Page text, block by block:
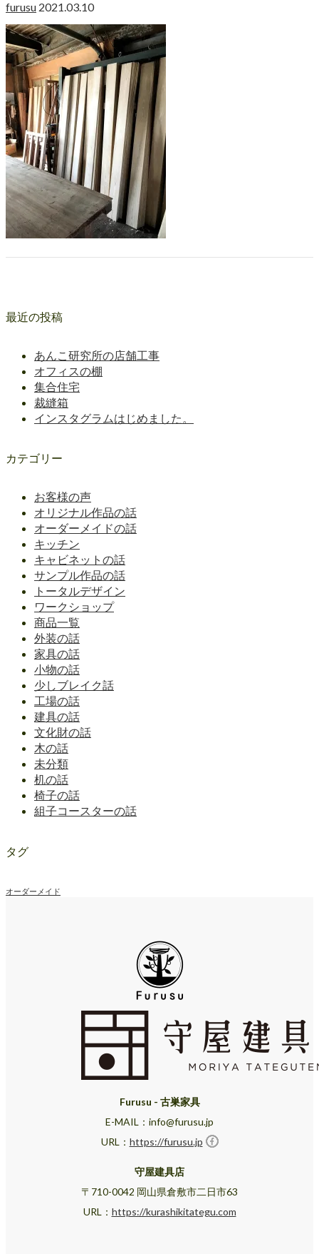
furusu 2021.03.10
最近の投稿
あんこ研究所の店舗工事
オフィスの棚
集合住宅
裁縫箱
インスタグラムはじめました。
カテゴリー
お客様の声
オリジナル作品の話
オーダーメイドの話
キッチン
キャビネットの話
サンプル作品の話
トータルデザイン
ワークショップ
商品一覧
外装の話
家具の話
小物の話
少しブレイク話
工場の話
建具の話
文化財の話
木の話
未分類
机の話
椅子の話
組子コースターの話
タグ
オーダーメイド
Furusu - 古巣家具
E-MAIL：info@furusu.jp
URL： https://furusu.jp
守屋建具店
〒710-0042 岡山県倉敷市二日市63
URL： https://kurashikitategu.com